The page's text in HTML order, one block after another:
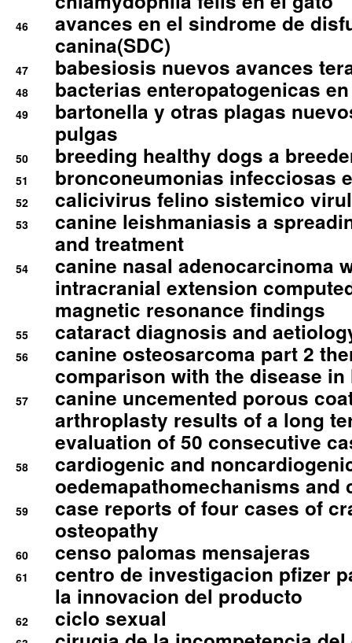
46
avances en el sindrome de
canina(SDC)
47 babesiosis nuevos avances
48 bacterias enteropatogenicas
49
bartonella y otras plagas
pulgas
50 breeding healthy dogs a
51 bronconeumonias infecciosas
52 calicivirus felino sistemico
53
canine leishmaniasis a
and treatment
54
canine nasal adenocarcinoma
intracranial extension
magnetic resonance findings
55 cataract diagnosis and
56
canine osteosarcoma part 2
comparison with the disease in
57
canine uncemented porous
arthroplasty results of a long
evaluation of 50 consecutive
58
cardiogenic and
oedemapathomechanisms and
59
case reports of four cases of
osteopathy
60 censo palomas mensajeras
61
centro de investigacion pfizer
la innovacion del producto
62 ciclo sexual